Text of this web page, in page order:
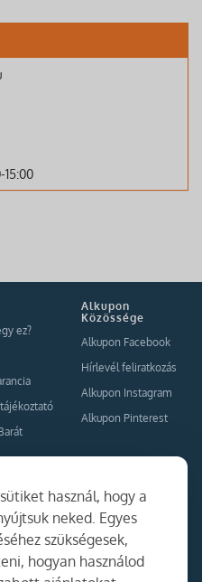
használ, hogy a
neked. Egyes
szükségesek,
hogyan használod
ez?
Alkupon
Közössége
Alkupon Facebook
Hírlevél feliratkozás
Alkupon Instagram
Alkupon Pinterest
Együttműködés
Kapcsolat
Ajánlj nekünk!
Partner Belépés